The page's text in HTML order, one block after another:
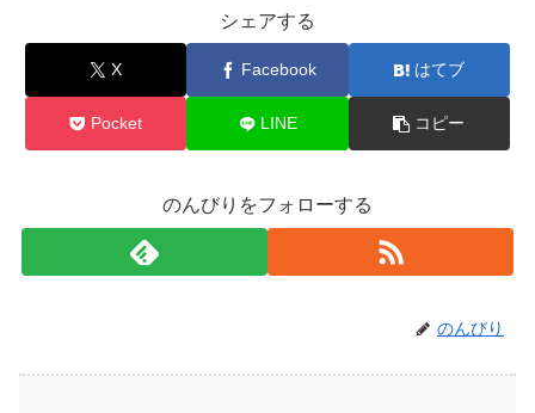
シェアする
X Facebook はてブ
Pocket LINE コピー
のんびりをフォローする
のんびり